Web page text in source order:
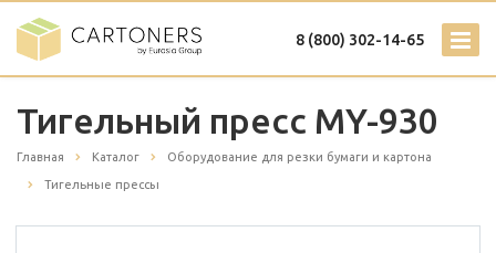
8 (800) 302-14-65
Тигельный пресс MY-930
Главная Каталог Оборудование для резки бумаги и картона
Тигельные прессы